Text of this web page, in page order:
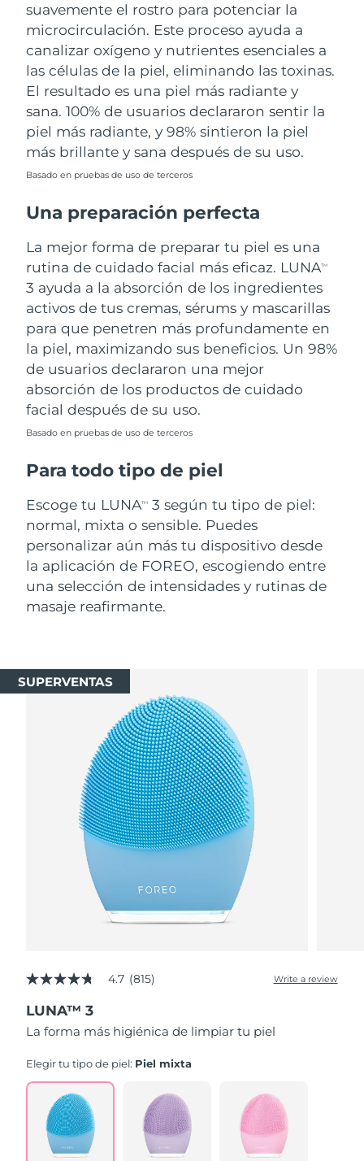
suavemente el rostro para potenciar la
microcirculación. Este proceso ayuda a
canalizar oxígeno y nutrientes esenciales a
las células de la piel, eliminando las toxinas.
El resultado es una piel más radiante y
sana. 100% de usuarios declararon sentir la
piel más radiante, y 98% sintieron la piel
más brillante y sana después de su uso.
Basado en pruebas de uso de terceros
Una preparación perfecta
La mejor forma de preparar tu piel es una
rutina de cuidado facial más eficaz. LUNATM
3 ayuda a la absorción de los ingredientes
activos de tus cremas, sérums y mascarillas
para que penetren más profundamente en
la piel, maximizando sus beneficios. Un 98%
de usuarios declararon una mejor
absorción de los productos de cuidado
facial después de su uso.
Basado en pruebas de uso de terceros
Para todo tipo de piel
Escoge tu LUNATM
3 según tu tipo de piel:
normal, mixta o sensible. Puedes
personalizar aún más tu dispositivo desde
la aplicación de FOREO, escogiendo entre
una selección de intensidades y rutinas de
masaje reafirmante.
SUPERVENTAS
4.7
of
5
stars,
rating
Read
Reviews.
Same
page
link.
4.7 (815) Write a review
LUNA™ 3
La forma más higiénica de limpiar tu piel
Elegir tu tipo de piel: Piel mixta